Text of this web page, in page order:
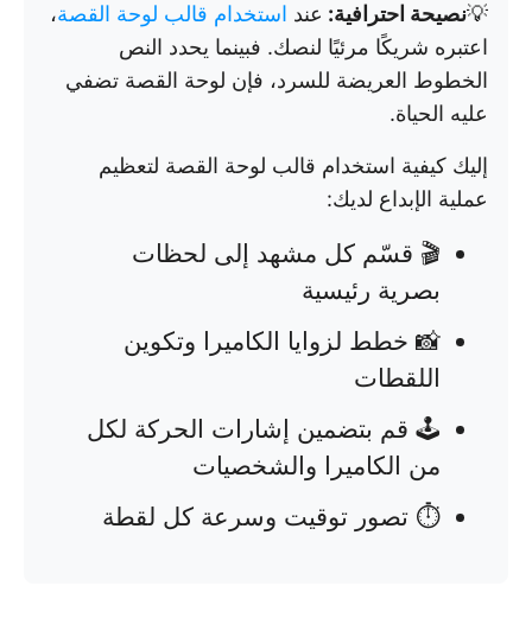
💡نصيحة احترافية: عند استخدام قالب لوحة القصة،
اعتبره شريكًا مرئيًا لنصك. فبينما يحدد النص
الخطوط العريضة للسرد، فإن لوحة القصة تضفي
عليه الحياة.
إليك كيفية استخدام قالب لوحة القصة لتعظيم
عملية الإبداع لديك:
🎬 قسّم كل مشهد إلى لحظات
بصرية رئيسية
📸 خطط لزوايا الكاميرا وتكوين
اللقطات
🕹️ قم بتضمين إشارات الحركة لكل
من الكاميرا والشخصيات
⏱️ تصور توقيت وسرعة كل لقطة